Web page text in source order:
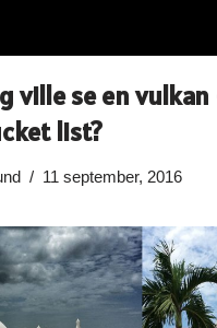
ville se en
list?
11 september, 2016